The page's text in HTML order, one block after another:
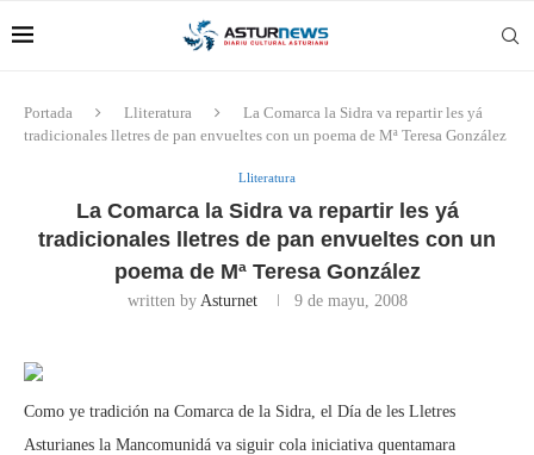
Portada Lliteratura
La Comarca la Sidra va repartir les yá
tradicionales lletres de pan envueltes con un poema de Mª Teresa González
Lliteratura
La Comarca la Sidra va repartir les yá
tradicionales lletres de pan envueltes con un
poema de Mª Teresa González
written by Asturnet 9 de mayu, 2008
Como ye tradición na Comarca de la Sidra, el Día de les Lletres
Asturianes la Mancomunidá va siguir cola iniciativa quentamara